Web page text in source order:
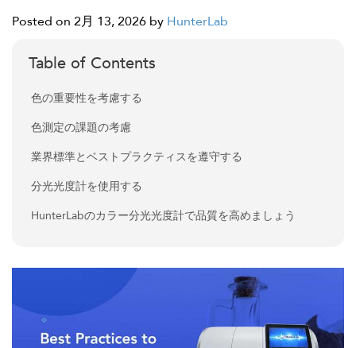
Posted on 2月 13, 2026 by HunterLab
Table of Contents
色の重要性を考慮する
色測定の課題の考慮
業界標準とベストプラクティスを遵守する
分光光度計を使用する
HunterLabのカラー分光光度計で品質を高めましょう